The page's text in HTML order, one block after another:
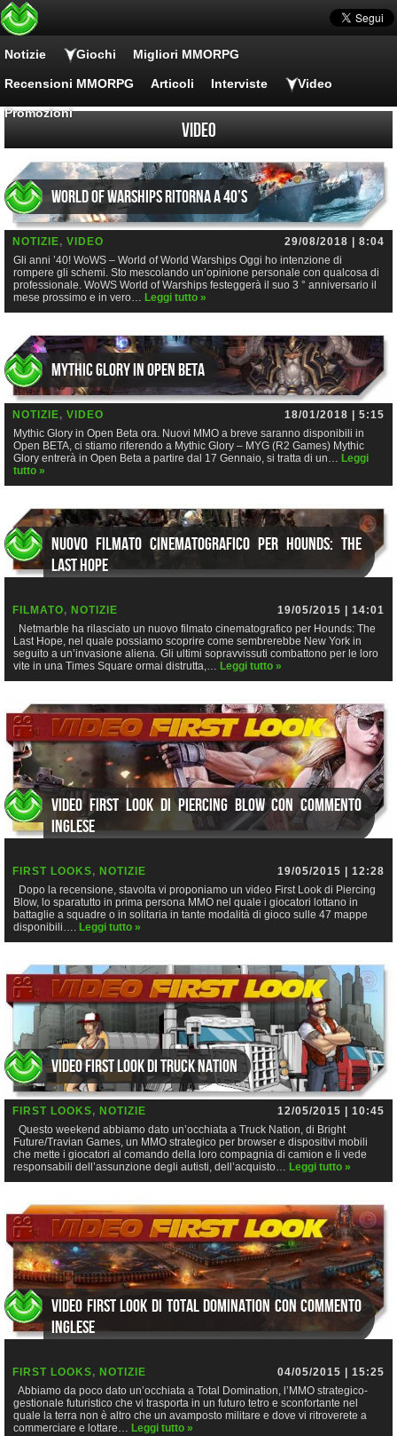
Notizie Giochi Migliori MMORPG
Recensioni MMORPG Articoli Interviste Video
Promozioni
Video
World of WarShips Ritorna a 40’s
NOTIZIE, VIDEO
29/08/2018 | 8:04
Gli anni ’40! WoWS – World of World Warships Oggi ho intenzione di
rompere gli schemi. Sto mescolando un’opinione personale con qualcosa di
professionale. WoWS World of Warships festeggerà il suo 3 ° anniversario il
mese prossimo e in vero… Leggi tutto »
MYTHIC GLORY in OPEN BETA
NOTIZIE, VIDEO
18/01/2018 | 5:15
Mythic Glory in Open Beta ora. Nuovi MMO a breve saranno disponibili in
Open BETA, ci stiamo riferendo a Mythic Glory – MYG (R2 Games) Mythic
Glory entrerà in Open Beta a partire dal 17 Gennaio, si tratta di un… Leggi
tutto »
Nuovo filmato cinematografico per Hounds: The
Last Hope
FILMATO, NOTIZIE
19/05/2015 | 14:01
Netmarble ha rilasciato un nuovo filmato cinematografico per Hounds: The
Last Hope, nel quale possiamo scoprire come sembrerebbe New York in
seguito a un’invasione aliena. Gli ultimi sopravvissuti combattono per le loro
vite in una Times Square ormai distrutta,… Leggi tutto »
Video First Look di Piercing Blow con commento
inglese
FIRST LOOKS, NOTIZIE
19/05/2015 | 12:28
Dopo la recensione, stavolta vi proponiamo un video First Look di Piercing
Blow, lo sparatutto in prima persona MMO nel quale i giocatori lottano in
battaglie a squadre o in solitaria in tante modalità di gioco sulle 47 mappe
disponibili…. Leggi tutto »
Video First Look di Truck Nation
FIRST LOOKS, NOTIZIE
12/05/2015 | 10:45
Questo weekend abbiamo dato un’occhiata a Truck Nation, di Bright
Future/Travian Games, un MMO strategico per browser e dispositivi mobili
che mette i giocatori al comando della loro compagnia di camion e li vede
responsabili dell’assunzione degli autisti, dell’acquisto… Leggi tutto »
Video First Look di Total Domination con commento
inglese
FIRST LOOKS, NOTIZIE
04/05/2015 | 15:25
Abbiamo da poco dato un’occhiata a Total Domination, l’MMO strategico-
gestionale futuristico che vi trasporta in un futuro tetro e sconfortante nel
quale la terra non è altro che un avamposto militare e dove vi ritroverete a
commerciare e lottare… Leggi tutto »